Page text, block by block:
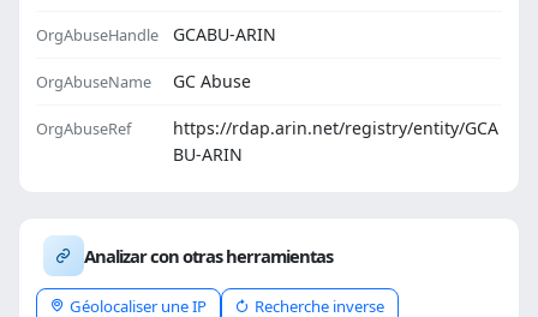
OrgAbuseHandle GCABU-ARIN
OrgAbuseName GC Abuse
OrgAbuseRef
https://rdap.arin.net/registry/entity/GCA
BU-ARIN
Analizar con otras herramientas
Géolocaliser une IP
Recherche inverse